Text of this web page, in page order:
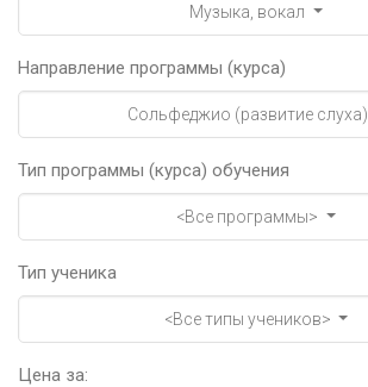
Музыка, вокал
Направление программы (курса)
Сольфеджио (развитие слуха)
Тип программы (курса) обучения
<Все программы>
Тип ученика
<Все типы учеников>
Цена за: